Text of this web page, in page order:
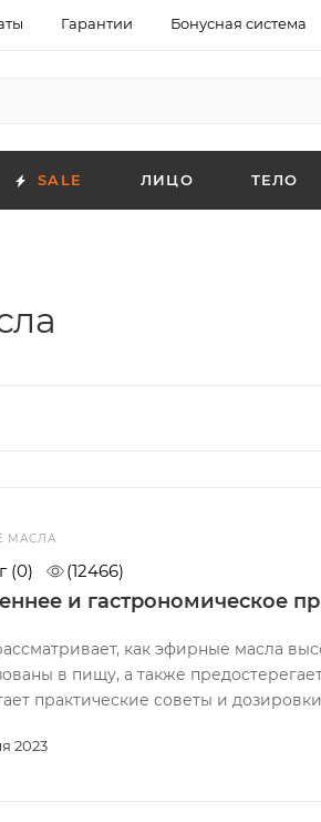
Гарантии Бонусная система
SALE ЛИЦО ТЕЛО
МАСЛА
(0) (12466)
2023
и гастрономическое
как эфирные масла
в пищу, а также
практические советы и дозировки